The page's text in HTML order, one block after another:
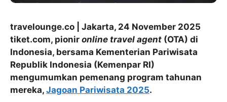
travelounge.co | Jakarta, 24 November 2025
tiket.com, pionir online travel agent (OTA) di
Indonesia, bersama Kementerian Pariwisata
Republik Indonesia (Kemenpar RI)
mengumumkan pemenang program tahunan
mereka, Jagoan Pariwisata 2025.